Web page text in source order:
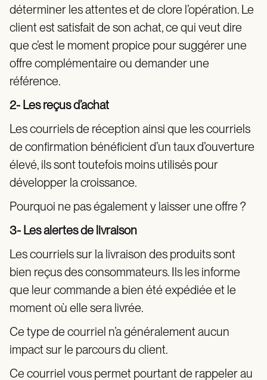
déterminer les attentes et de clore l’opération. Le
client est satisfait de son achat, ce qui veut dire
que c’est le moment propice pour suggérer une
offre complémentaire ou demander une
référence.
2- Les reçus d’achat
Les courriels de réception ainsi que les courriels
de confirmation bénéficient d’un taux d’ouverture
élevé, ils sont toutefois moins utilisés pour
développer la croissance.
Pourquoi ne pas également y laisser une offre ?
3- Les alertes de livraison
Les courriels sur la livraison des produits sont
bien reçus des consommateurs. Ils les informe
que leur commande a bien été expédiée et le
moment où elle sera livrée.
Ce type de courriel n’a généralement aucun
impact sur le parcours du client.
Ce courriel vous permet pourtant de rappeler au